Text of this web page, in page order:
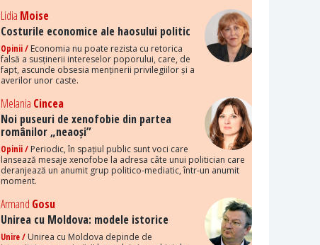
Lidia Moise
Costurile economice ale haosului politic
Opinii / Economia nu poate rezista cu retorica
falsă a susținerii intereselor poporului, care, de
fapt, ascunde obsesia menținerii privilegiilor și a
averilor unor caste.
Melania Cincea
Noi puseuri de xenofobie din partea
românilor „neaoși”
Opinii / Periodic, în spațiul public sunt voci care
lansează mesaje xenofobe la adresa câte unui politician care
deranjează un anumit grup politico-mediatic, într-un anumit
moment.
Armand Gosu
Unirea cu Moldova: modele istorice
Unire / Unirea cu Moldova depinde de